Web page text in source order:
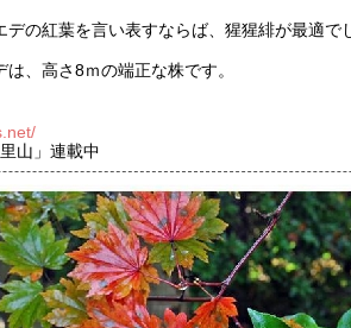
デの紅葉を言い表すならば、猩猩緋が最適で
、高さ8ｍの端正な株です。
山」連載中